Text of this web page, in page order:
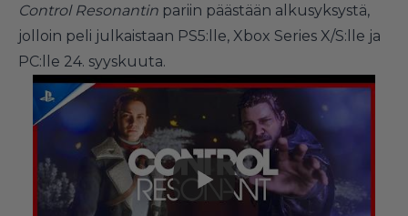
Control Resonantin pariin päästään alkusyksystä,
jolloin peli julkaistaan PS5:lle, Xbox Series X/S:lle ja
PC:lle 24. syyskuuta.